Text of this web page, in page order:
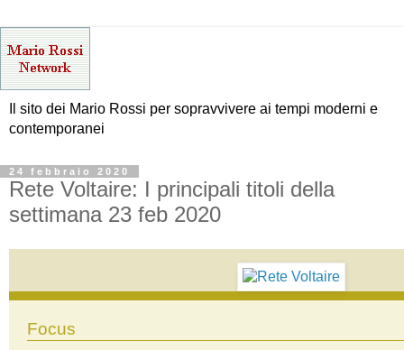
Il sito dei Mario Rossi per sopravvivere ai tempi moderni e
contemporanei
24 febbraio 2020
Rete Voltaire: I principali titoli della
settimana 23 feb 2020
Focus